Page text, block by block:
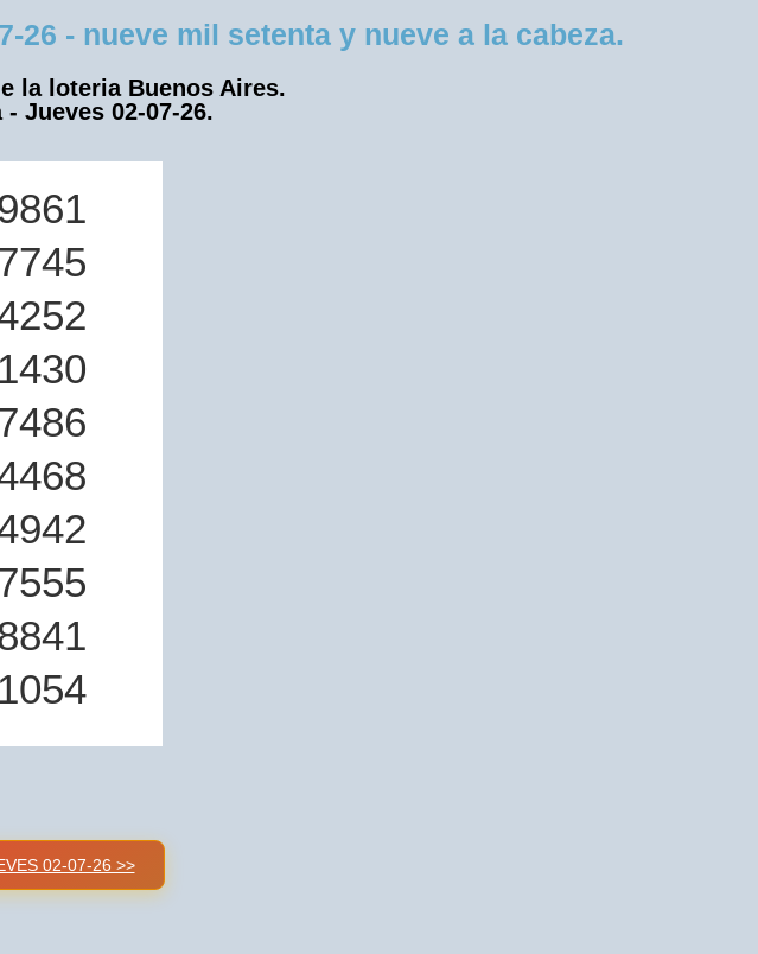
- nueve mil setenta y nueve a la cabeza.
la loteria Buenos Aires.
Jueves 02-07-26.
1430
1054
02-07-26 >>